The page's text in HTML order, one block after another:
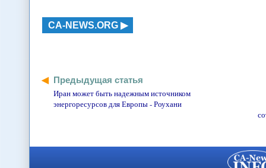
CA-NEWS.ORG
Предыдущая статья
Иран может быть надежным источником
энергоресурсов для Европы - Роухани